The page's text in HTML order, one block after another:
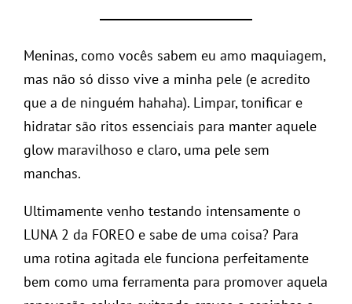
Meninas, como vocês sabem eu amo maquiagem,
mas não só disso vive a minha pele (e acredito
que a de ninguém hahaha). Limpar, tonificar e
hidratar são ritos essenciais para manter aquele
glow maravilhoso e claro, uma pele sem
manchas.
Ultimamente venho testando intensamente o
LUNA 2 da FOREO e sabe de uma coisa? Para
uma rotina agitada ele funciona perfeitamente
bem como uma ferramenta para promover aquela